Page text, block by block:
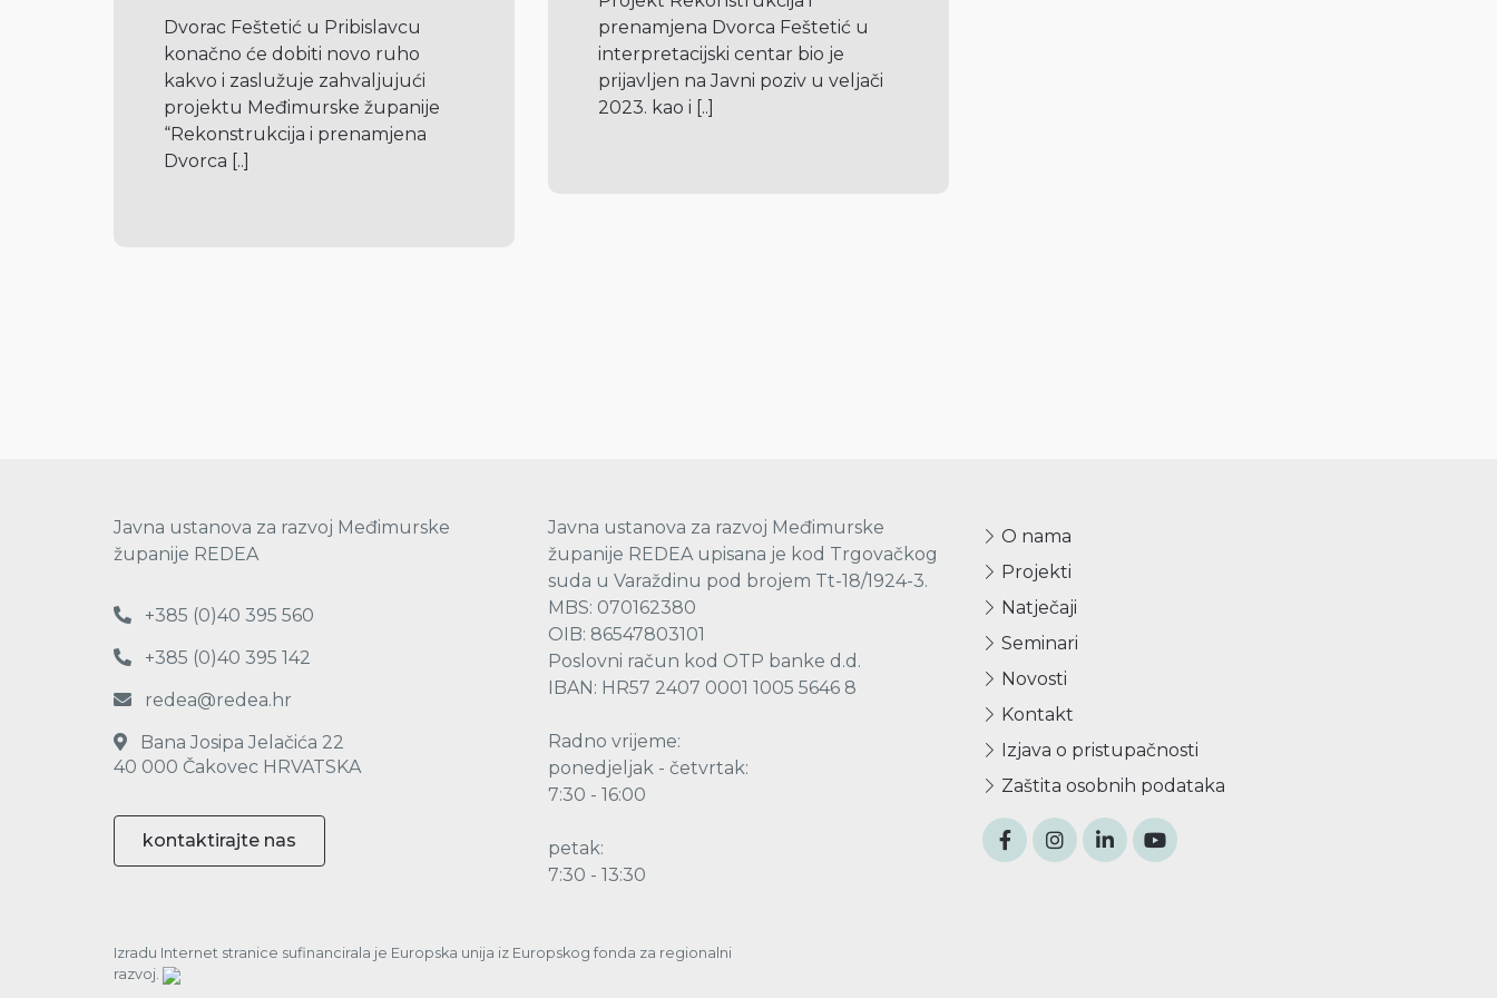
Dvorac Feštetić u Pribislavcu
konačno će dobiti novo ruho
kakvo i zaslužuje zahvaljujući
projektu Međimurske županije
“Rekonstrukcija i prenamjena
Dvorca [..]
prenamjena Dvorca Feštetić u
interpretacijski centar bio je
prijavljen na Javni poziv u veljači
2023. kao i [..]
Javna ustanova za razvoj Međimurske
županije REDEA
+385 (0)40 395 560
+385 (0)40 395 142
redea@redea.hr
Bana Josipa Jelačića 22
40 000 Čakovec HRVATSKA
kontaktirajte nas
Javna ustanova za razvoj Međimurske
županije REDEA upisana je kod Trgovačkog
suda u Varaždinu pod brojem Tt-18/1924-3.
MBS: 070162380
OIB: 86547803101
Poslovni račun kod OTP banke d.d.
IBAN: HR57 2407 0001 1005 5646 8
Radno vrijeme:
ponedjeljak - četvrtak:
7:30 - 16:00
petak:
7:30 - 13:30
O nama
Projekti
Natječaji
Seminari
Novosti
Kontakt
Izjava o pristupačnosti
Zaštita osobnih podataka
Izradu Internet stranice sufinancirala je Europska unija iz Europskog fonda za regionalni
razvoj.